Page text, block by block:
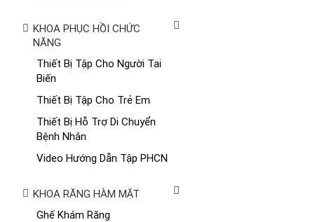
KHOA PHỤC HỒI CHỨC
NĂNG
Thiết Bị Tập Cho Người Tai
Biến
Thiết Bị Tập Cho Trẻ Em
Thiết Bị Hỗ Trợ Di Chuyển
Bệnh Nhân
Video Hướng Dẫn Tập PHCN
KHOA RĂNG HÀM MẶT
Ghế Khám Răng